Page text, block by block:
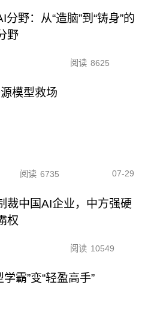
分野：从“造脑”到“铸身”的
野
阅读 8625
模型救场
阅读 6735 07-29
裁中国AI企业，中方强硬
权
阅读 10549
霸”变“轻盈高手”